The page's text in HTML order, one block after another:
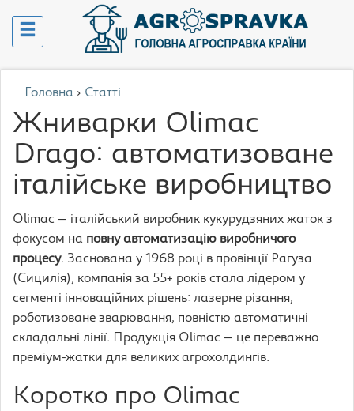
Головна › Статті
Жниварки Olimac
Drago: автоматизоване
італійське виробництво
Olimac — італійський виробник кукурудзяних жаток з
фокусом на повну автоматизацію виробничого
процесу. Заснована у 1968 році в провінції Рагуза
(Сицилія), компанія за 55+ років стала лідером у
сегменті інноваційних рішень: лазерне різання,
роботизоване зварювання, повністю автоматичні
складальні лінії. Продукція Olimac — це переважно
преміум-жатки для великих агрохолдингів.
Коротко про Olimac